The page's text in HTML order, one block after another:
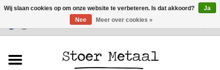
Klantenservice
Wij slaan cookies op om onze website te verbeteren. Is dat akkoord?
Ja
Nee
Meer over cookies »